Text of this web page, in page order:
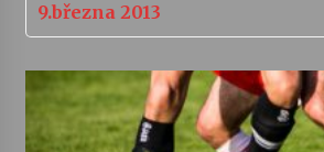
9.března 2013